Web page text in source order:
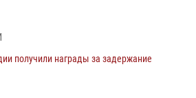
получили награды за задержание